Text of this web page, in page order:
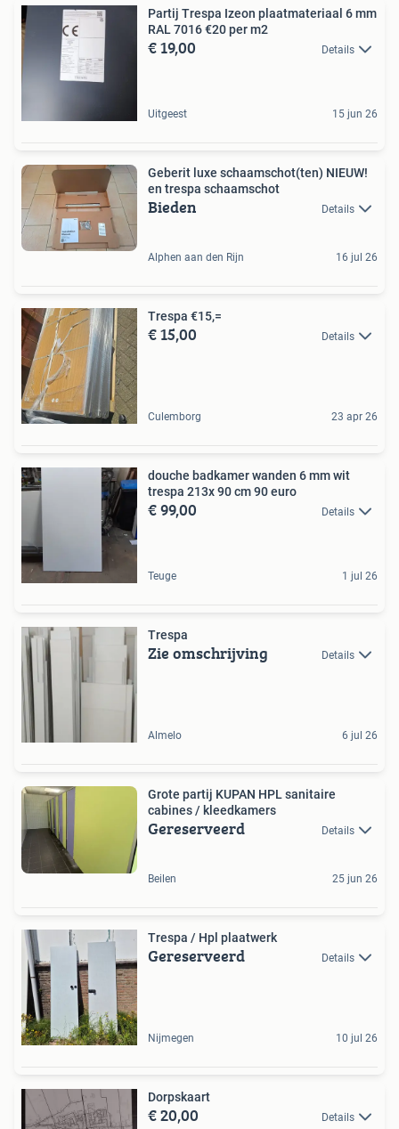
Partij Trespa Izeon plaatmateriaal 6 mm
RAL 7016 €20 per m2
€ 19,00 Details
Uitgeest 15 jun 26
Geberit luxe schaamschot(ten) NIEUW!
en trespa schaamschot
Bieden Details
Alphen aan den Rijn 16 jul 26
Trespa €15,=
€ 15,00 Details
Culemborg 23 apr 26
douche badkamer wanden 6 mm wit
trespa 213x 90 cm 90 euro
€ 99,00 Details
Teuge 1 jul 26
Trespa
Zie omschrijving Details
Almelo 6 jul 26
Grote partij KUPAN HPL sanitaire
cabines / kleedkamers
Gereserveerd Details
Beilen 25 jun 26
Trespa / Hpl plaatwerk
Gereserveerd Details
Nijmegen 10 jul 26
Dorpskaart
€ 20,00 Details